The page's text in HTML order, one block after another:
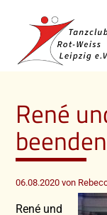
René
06.08.2020 von
René und